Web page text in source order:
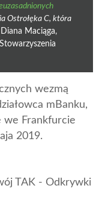
Ostrołęka C, która
Maciąga,
wezmą
mBanku,
we Frankfurcie
2019.
TAK - Odkrywki